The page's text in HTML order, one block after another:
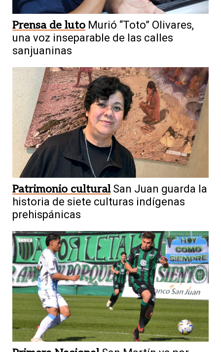
Prensa de luto Murió “Toto” Olivares,
una voz inseparable de las calles
sanjuaninas
Patrimonio cultural San Juan guarda la
historia de siete culturas indígenas
prehispánicas